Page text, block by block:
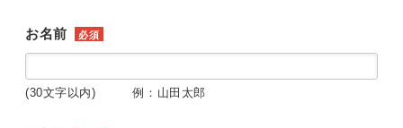
お名前 必須
(30文字以内) 例：山田太郎